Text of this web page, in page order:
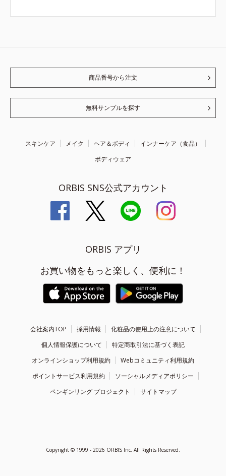
商品番号から注文
無料サンプルを探す
スキンケア メイク ヘア＆ボディ
インナーケア（食品）
ボディウェア
ORBIS SNS公式アカウント
ORBIS アプリ
お買い物をもっと楽しく、便利に！
会社案内TOP 採用情報
化粧品の使用上の注意について
個人情報保護について
特定商取引法に基づく表記
オンラインショップ利用規約
Webコミュニティ利用規約
ポイントサービス利用規約
ソーシャルメディアポリシー
ペンギンリング プロジェクト
サイトマップ
Copyright © 1999 - 2026 ORBIS Inc. All Rights Reserved.